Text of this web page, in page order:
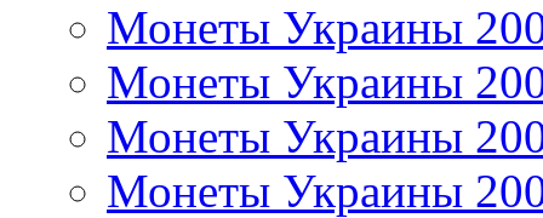
Монеты Украины
Монеты Украины
Монеты Украины
Монеты Украины